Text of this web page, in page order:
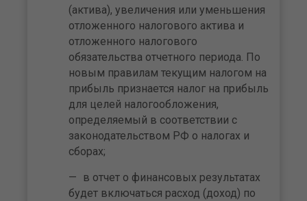
(актива), увеличения или уменьшения
отложенного налогового актива и
отложенного налогового
обязательства отчетного периода. По
новым правилам текущим налогом на
прибыль признается налог на прибыль
для целей налогообложения,
определяемый в соответствии с
законодательством РФ о налогах и
сборах;
в отчет о финансовых результатах
будет включаться расход (доход) по